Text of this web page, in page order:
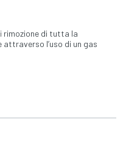
rimozione di tutta la
l’uso di un gas